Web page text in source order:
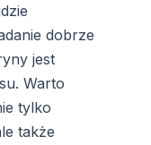
dobrze
jest
Warto
tylko
także